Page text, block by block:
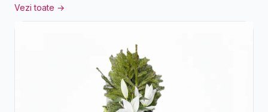
Vezi toate →